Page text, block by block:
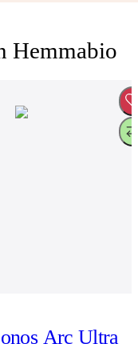
Hemmabio
Arc Ultra